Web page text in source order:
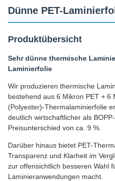
Dünne PET-
Produktübersicht
Sehr dünne thermische
Laminierfolie
Wir produzieren thermische
bestehend aus 6 Mikron PET + 6
(Polyester)-Thermalaminierfolie
deutlich wirtschaftlicher als
Preisunterschied von ca. 9 %.
Darüber hinaus bietet PET-
Transparenz und Klarheit im
zur offensichtlich besseren Wahl
Laminieranwendungen macht.